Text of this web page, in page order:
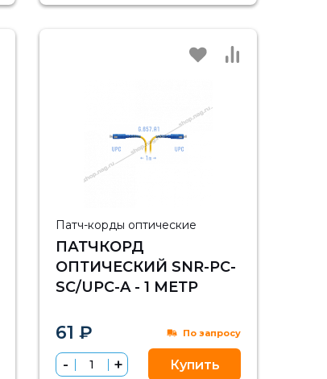
Патч-корды оптические
ПАТЧКОРД
ОПТИЧЕСКИЙ SNR-PC-
SC/UPC-A - 1 МЕТР
61 ₽ По запросу
Купить